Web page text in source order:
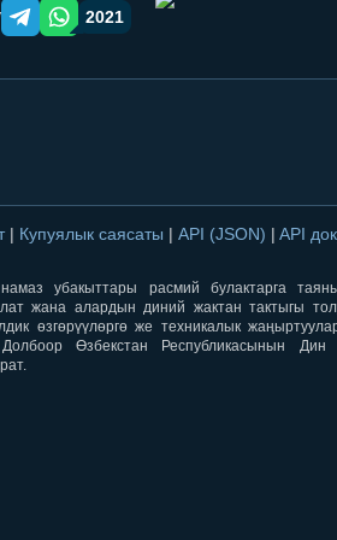
Telegram orqali ulashish
WhatsApp orqali ulashish
2021
| Купуялык саясаты | API (JSON) | API
убакыттары расмий булактарга
жана алардын диний жактан тактыгы
өзгөрүүлөргө же техникалык
Өзбекстан Республикасынын